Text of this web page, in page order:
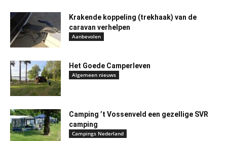
Krakende koppeling (trekhaak) van de
caravan verhelpen
Aanbevolen
Het Goede Camperleven
Algemeen nieuws
Camping ’t Vossenveld een gezellige SVR
camping
Campings Nederland